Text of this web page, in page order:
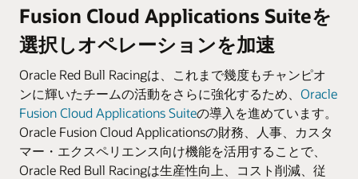
Fusion Cloud Applications Suiteを
選択しオペレーションを加速
Oracle Red Bull Racingは、これまで幾度もチャンピオ
ンに輝いたチームの活動をさらに強化するため、 Oracle
Fusion Cloud Applications Suiteの導入を進めています。
Oracle Fusion Cloud Applicationsの財務、人事、カスタ
マー・エクスペリエンス向け機能を活用することで、
Oracle Red Bull Racingは生産性向上、コスト削減、従